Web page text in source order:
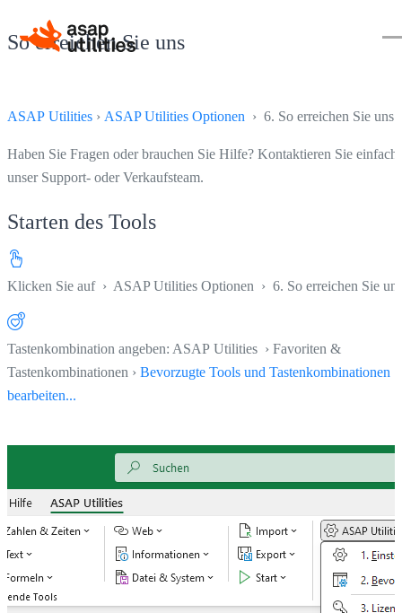
So erreichen Sie uns
ASAP Utilities › ASAP Utilities Optionen › 6. So erreichen Sie uns
Haben Sie Fragen oder brauchen Sie Hilfe? Kontaktieren Sie einfach
unser Support- oder Verkaufsteam.
Starten des Tools
Klicken Sie auf › ASAP Utilities Optionen › 6. So erreichen Sie uns
Tastenkombination angeben: ASAP Utilities › Favoriten &
Tastenkombinationen › Bevorzugte Tools und Tastenkombinationen
bearbeiten...